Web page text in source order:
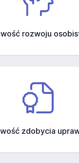
rozwoju
zdobycia